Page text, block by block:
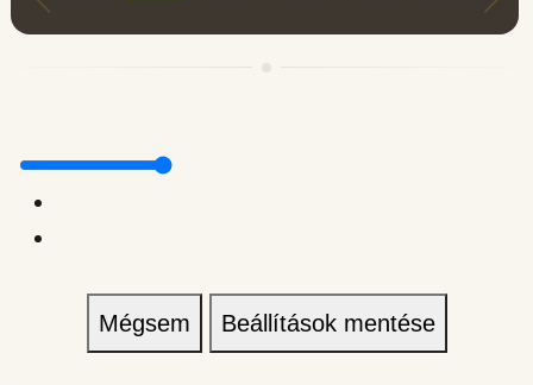
Mégsem Beállítások mentése